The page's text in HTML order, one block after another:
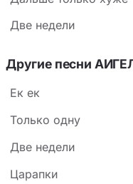
Две недели
Другие песни
Ек ек
Только одну
Две недели
Царапки